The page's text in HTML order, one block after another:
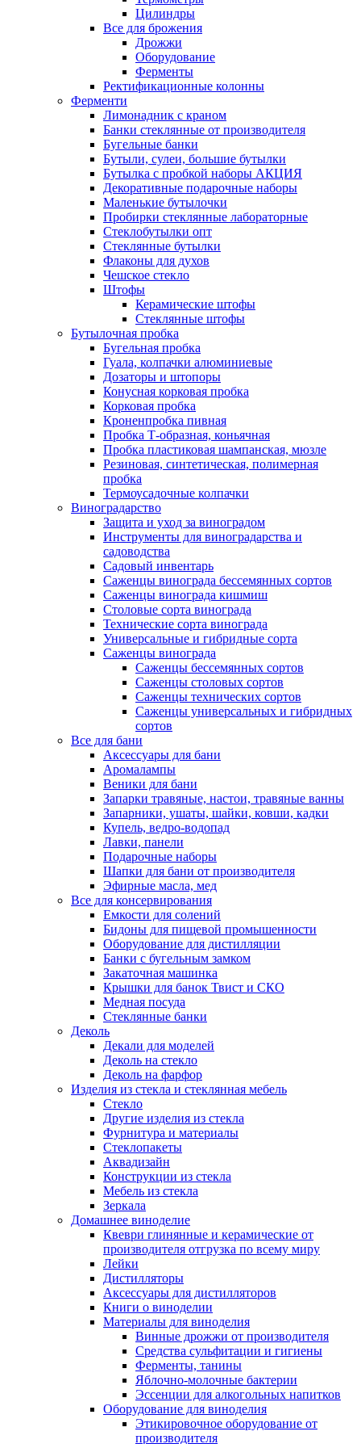
Цилиндры
Все для брожения
Дрожжи
Оборудование
Ферменты
Ректификационные колонны
Ферменти
Лимонадник с краном
Банки стеклянные от производителя
Бугельные банки
Бутыли, сулеи, большие бутылки
Бутылка с пробкой наборы АКЦИЯ
Декоративные подарочные наборы
Маленькие бутылочки
Пробирки стеклянные лабораторные
Стеклобутылки опт
Стеклянные бутылки
Флаконы для духов
Чешское стекло
Штофы
Керамические штофы
Стеклянные штофы
Бутылочная пробка
Бугельная пробка
Гуала, колпачки алюминиевые
Дозаторы и штопоры
Конусная корковая пробка
Корковая пробка
Кроненпробка пивная
Пробка Т-образная, коньячная
Пробка пластиковая шампанская, мюзле
Резиновая, синтетическая, полимерная
пробка
Термоусадочные колпачки
Виноградарство
Защита и уход за виноградом
Инструменты для виноградарства и
садоводства
Садовый инвентарь
Саженцы винограда бессемянных сортов
Саженцы винограда кишмиш
Столовые сорта винограда
Технические сорта винограда
Универсальные и гибридные сорта
Саженцы винограда
Саженцы бессемянных сортов
Саженцы столовых сортов
Саженцы технических сортов
Саженцы универсальных и гибридных
сортов
Все для бани
Аксессуары для бани
Аромалампы
Веники для бани
Запарки травяные, настои, травяные ванны
Запарники, ушаты, шайки, ковши, кадки
Купель, ведро-водопад
Лавки, панели
Подарочные наборы
Шапки для бани от производителя
Эфирные масла, мед
Все для консервирования
Емкости для солений
Бидоны для пищевой промышенности
Оборудование для дистилляции
Банки с бугельным замком
Закаточная машинка
Крышки для банок Твист и СКО
Медная посуда
Стеклянные банки
Деколь
Декали для моделей
Деколь на стекло
Деколь на фарфор
Изделия из стекла и стеклянная мебель
Стекло
Другие изделия из стекла
Фурнитура и материалы
Стеклопакеты
Аквадизайн
Конструкции из стекла
Мебель из стекла
Зеркала
Домашнее виноделие
Квеври глинянные и керамические от
производителя отгрузка по всему миру
Лейки
Дистилляторы
Аксессуары для дистилляторов
Книги о виноделии
Материалы для виноделия
Винные дрожжи от производителя
Средства сульфитации и гигиены
Ферменты, танины
Яблочно-молочные бактерии
Эссенции для алкогольных напитков
Оборудование для виноделия
Этикировочное оборудование от
производителя